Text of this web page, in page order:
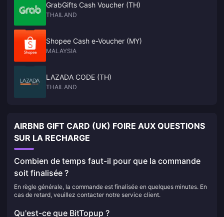
GrabGifts Cash Voucher (TH)
THAILAND
Shopee Cash e-Voucher (MY)
MALAYSIA
LAZADA CODE (TH)
THAILAND
AIRBNB GIFT CARD (UK) FOIRE AUX QUESTIONS
SUR LA RECHARGE
Combien de temps faut-il pour que la commande
soit finalisée ?
En règle générale, la commande est finalisée en quelques minutes. En
cas de retard, veuillez contacter notre service client.
Qu'est-ce que BitTopup ?